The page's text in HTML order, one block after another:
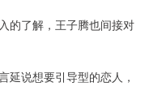
的了解，王子腾也间接对
延说想要引导型的恋人，